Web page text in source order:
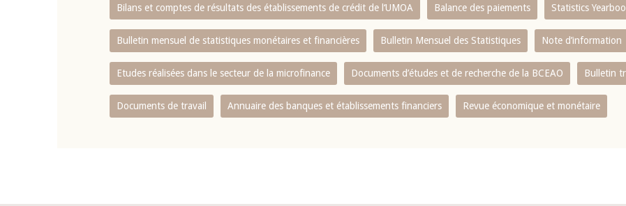
Bilans et comptes de résultats des établissements de crédit de l‘UMOA Balance des paiements Statistics
Bulletin mensuel de statistiques monétaires et financières Bulletin Mensuel des Statistiques Note d’information
Etudes réalisées dans le secteur de la microfinance Documents d’études et de recherche de la BCEAO Bulletin
Documents de travail Annuaire des banques et établissements financiers Revue économique et monétaire